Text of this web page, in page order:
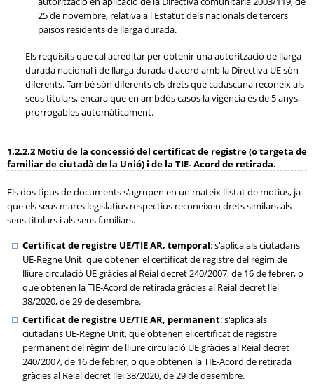
25 de novembre, relativa a l'Estatut dels nacionals de tercers
països residents de llarga durada.
Els requisits que cal acreditar per obtenir una autorització de llarga
durada nacional i de llarga durada d'acord amb la Directiva UE són
diferents. També són diferents els drets que cadascuna reconeix als
seus titulars, encara que en ambdós casos la vigència és de 5 anys,
prorrogables automàticament.
1.2.2.2 Motiu de la concessió del certificat de registre (o targeta de
familiar de ciutadà de la Unió) i de la TIE- Acord de retirada.
Els dos tipus de documents s'agrupen en un mateix llistat de motius, ja
que els seus marcs legislatius respectius reconeixen drets similars als
seus titulars i als seus familiars.
Certificat de registre UE/TIE AR, temporal: s'aplica als ciutadans
UE-Regne Unit, que obtenen el certificat de registre del règim de
lliure circulació UE gràcies al Reial decret 240/2007, de 16 de febrer, o
que obtenen la TIE-Acord de retirada gràcies al Reial decret llei
38/2020, de 29 de desembre.
Certificat de registre UE/TIE AR, permanent: s'aplica als
ciutadans UE-Regne Unit, que obtenen el certificat de registre
permanent del règim de lliure circulació UE gràcies al Reial decret
240/2007, de 16 de febrer, o que obtenen la TIE-Acord de retirada
gràcies al Reial decret llei 38/2020, de 29 de desembre.